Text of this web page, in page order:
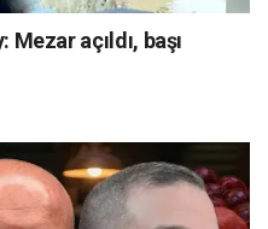
açıldı, başı